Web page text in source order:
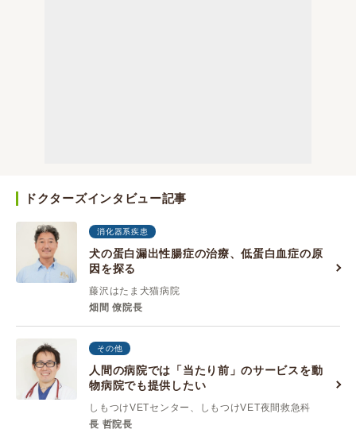
ドクターズインタビュー記事
消化器系疾患
犬の蛋白漏出性腸症の治療、低蛋白血症の原
因を探る
藤沢はたま犬猫病院
畑間 僚院長
その他
人間の病院では「当たり前」のサービスを動
物病院でも提供したい
しもつけVETセンター、しもつけVET夜間救急科
長 哲院長